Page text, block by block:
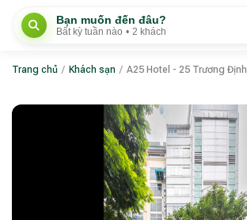
Bạn muốn đến đâu?
Bất kỳ tuần nào • 2 khách
Trang chủ / Khách sạn / A25 Hotel - 25 Trương Định